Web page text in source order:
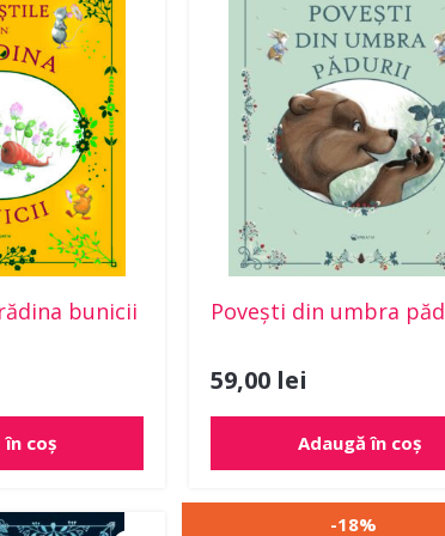
bunicii
în coș
Povești din umbra
59,00 lei
Adaugă în coș
-18%
Prețul